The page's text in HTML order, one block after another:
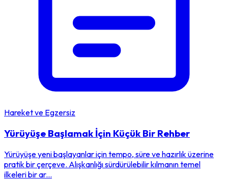
Hareket ve Egzersiz
Yürüyüşe Başlamak İçin Küçük Bir Rehber
Yürüyüşe yeni başlayanlar için tempo, süre ve hazırlık üzerine
pratik bir çerçeve. Alışkanlığı sürdürülebilir kılmanın temel
ilkeleri bir ar...